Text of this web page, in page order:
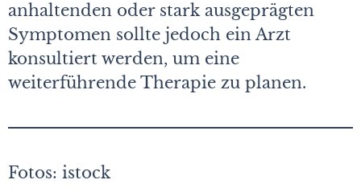
anhaltenden oder stark ausgeprägten
Symptomen sollte jedoch ein Arzt
konsultiert werden, um eine
weiterführende Therapie zu planen.
Fotos: istock